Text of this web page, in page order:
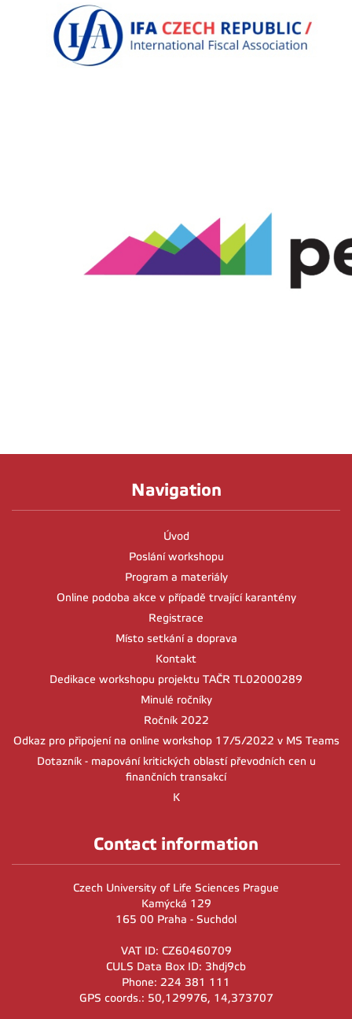
Navigation
Úvod
Poslání workshopu
Program a materiály
Online podoba akce v případě trvající karantény
Registrace
Místo setkání a doprava
Kontakt
Dedikace workshopu projektu TAČR TL02000289
Minulé ročníky
Ročník 2022
Odkaz pro připojení na online workshop 17/5/2022 v MS Teams
Dotazník - mapování kritických oblastí převodních cen u
finančních transakcí
K
Contact information
Czech University of Life Sciences Prague
Kamýcká 129
165 00 Praha - Suchdol
VAT ID: CZ60460709
CULS Data Box ID: 3hdj9cb
Phone: 224 381 111
GPS coords.: 50,129976, 14,373707